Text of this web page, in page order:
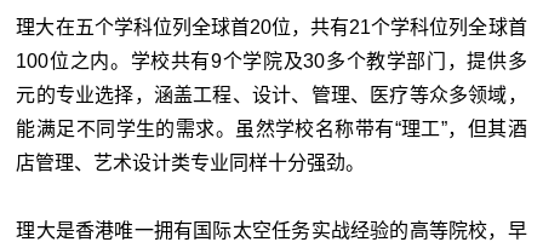
理大在五个学科位列全球首20位，共有21个学科位列全球首
100位之内。学校共有9个学院及30多个教学部门，提供多
元的专业选择，涵盖工程、设计、管理、医疗等众多领域，
能满足不同学生的需求。虽然学校名称带有“理工”，但其酒
店管理、艺术设计类专业同样十分强劲。
理大是香港唯一拥有国际太空任务实战经验的高等院校，早